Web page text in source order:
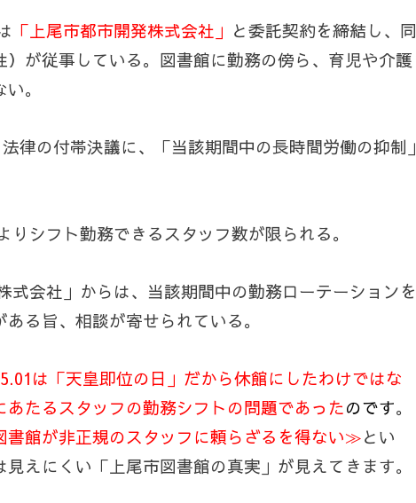
「上尾市都市開発株式会社」 と委託契約を締結し、同
が従事している。図書館に勤務の傍ら、育児や介護
。
律の付帯決議に、「当該期間中の長時間労働の抑制」
りシフト勤務できるスタッフ数が限られる。
式会社」からは、当該期間中の勤務ローテーションを
る旨、相談が寄せられている。
は「天皇即位の日」だから休館にしたわけではな
あたるスタッフの勤務シフトの問題であったのです。
館が非正規のスタッフに頼らざるを得ない≫とい
えにくい「上尾市図書館の真実」が見えてきます。